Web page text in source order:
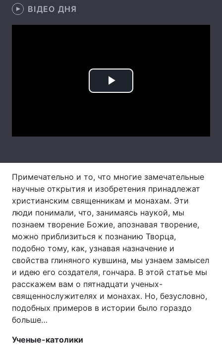
ВІДЕО ДНЯ
Play
Примечательно и то, что многие замечательные
научные открытия и изобретения принадлежат
христианским священникам и монахам. Эти
люди понимали, что, занимаясь наукой, мы
познаем творение Божие, апознавая творение,
можно приблизиться к познанию Творца,
подобно тому, как, узнавая назначение и
свойства глиняного кувшина, мы узнаем замысел
и идею его создателя, гончара. В этой статье мы
расскажем вам о пятнадцати ученых-
священнослужителях и монахах. Но, безусловно,
подобных примеров в истории было гораздо
больше…
Ученые-католики